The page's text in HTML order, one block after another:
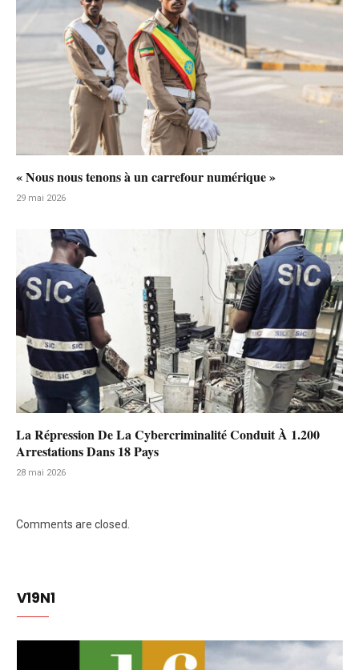
« Nous nous tenons à un carrefour numérique »
29 mai 2026
La Répression De La Cybercriminalité Conduit À 1.200
Arrestations Dans 18 Pays
28 mai 2026
Comments are closed.
V19N1